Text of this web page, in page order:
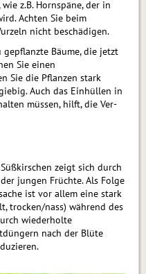
z.B. Horn­späne, der in
Achten Sie beim
nicht beschädigen.
gepflanzte Bäume, die jetzt
Sie einen
Sie die Pflanzen stark
Auch das Einhüllen in
müssen, hilft, die Ver­
zeigt sich durch
jungen Früchte. Als Folge
ist vor allem eine stark
trocken/nass) während des
wiederholte
nach der Blüte